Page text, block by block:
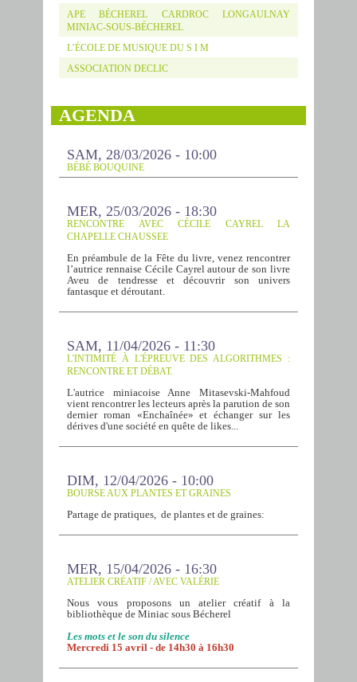
APE BÉCHEREL CARDROC LONGAULNAY
MINIAC-SOUS-BÉCHEREL
L’ÉCOLE DE MUSIQUE DU S I M
ASSOCIATION DECLIC
AGENDA
SAM, 28/03/2026 - 10:00
BÉBÉ BOUQUINE
MER, 25/03/2026 - 18:30
RENCONTRE AVEC CÉCILE CAYREL LA
CHAPELLE CHAUSSEE
En préambule de la Fête du livre, venez rencontrer
l’autrice rennaise Cécile Cayrel autour de son livre
Aveu de tendresse et découvrir son univers
fantasque et déroutant.
SAM, 11/04/2026 - 11:30
L'INTIMITÉ À L'ÉPREUVE DES ALGORITHMES :
RENCONTRE ET DÉBAT.
L'autrice miniacoise Anne Mitasevski-Mahfoud
vient rencontrer les lecteurs après la parution de son
dernier roman «Enchaînée» et échanger sur les
dérives d'une société en quête de likes...
DIM, 12/04/2026 - 10:00
BOURSE AUX PLANTES ET GRAINES
Partage de pratiques, de plantes et de graines:
MER, 15/04/2026 - 16:30
ATELIER CRÉATIF / AVEC VALÉRIE
Nous vous proposons un atelier créatif à la
bibliothèque de Miniac sous Bécherel
Les mots et le son du silence
Mercredi 15 avril - de 14h30 à 16h30